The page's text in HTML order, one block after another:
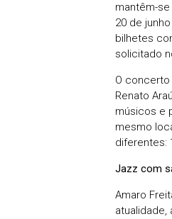
mantêm-
20 de
bilhetes
solicitado
O concerto
Renato
músicos e
mesmo
diferentes:
Jazz com
Amaro
atualidade,